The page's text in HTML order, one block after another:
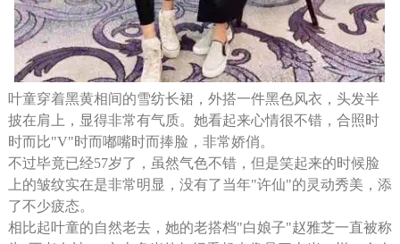
叶童穿着黑黄相间的雪纺长裙，外搭一件黑色风衣，头发半
披在肩上，显得非常有气质。她看起来心情很不错，合照时
时而比"V"时而嘟嘴时而捧脸，非常娇俏。
不过毕竟已经57岁了，虽然气色不错，但是笑起来的时候脸
上的皱纹实在是非常明显，没有了当年"许仙"的灵动秀美，添
了不少疲态。
相比起叶童的自然老去，她的老搭档"白娘子"赵雅芝一直被称